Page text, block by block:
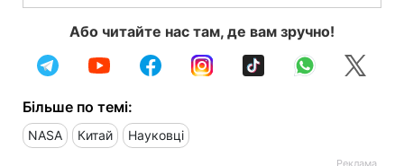
Або читайте нас там, де вам зручно!
Більше по темі:
NASA Китай Науковці